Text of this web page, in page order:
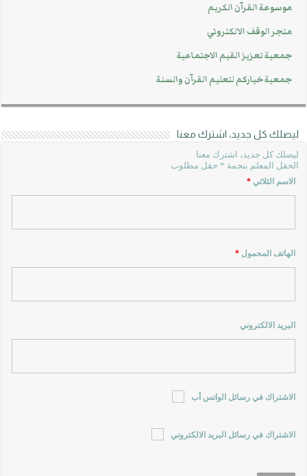
موسوعة القرآن الكريم
متجر الوقف الالكتروني
جمعية تعزيز القيم الاجتماعية
جمعية خياركم لتعليم القرآن والسنة
ليصلك كل جديد، اشترك معنا
ليصلك كل جديد، اشترك معنا
الحقل المعلم بنجمة * حقل مطلوب
الاسم الثلاثي*
الهاتف المحمول*
البريد الالكتروني
الاشتراك في رسائل الواتس أب
الاشتراك في رسائل البريد الالكتروني